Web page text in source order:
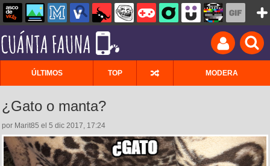
ÚLTIMOS TOP MODERA
¿Gato o manta?
por Marit85 el 5 dic 2017, 17:24